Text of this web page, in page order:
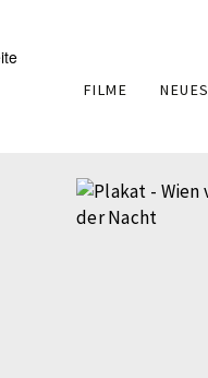
Main
FILME NEUES